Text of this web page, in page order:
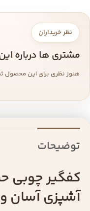
نظر خریداران
مشتری ها درباره
هنوز نظری برای این
توضیحات
کفگیر چوبی
آشپزی آسان و